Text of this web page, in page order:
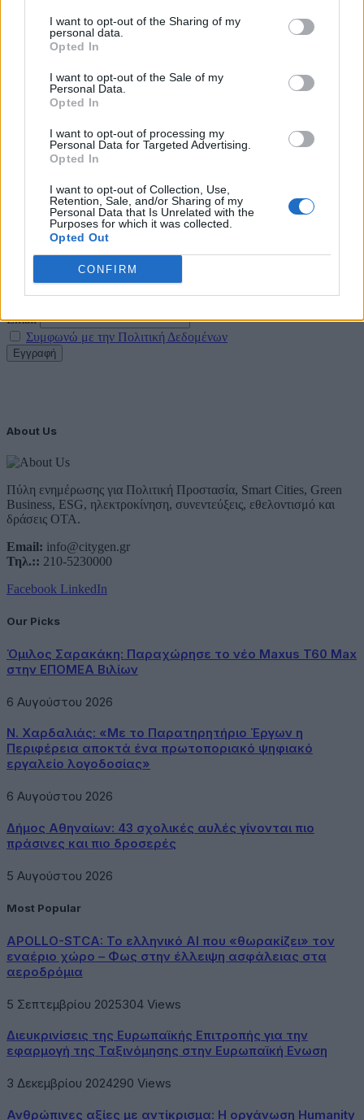
I want to opt-out of the Sharing of my
personal data.
Opted In
I want to opt-out of the Sale of my
Personal Data.
Opted In
I want to opt-out of processing my
Personal Data for Targeted Advertising.
Opted In
I want to opt-out of Collection, Use,
Retention, Sale, and/or Sharing of my
Personal Data that Is Unrelated with the
Purposes for which it was collected.
Opted Out
CONFIRM
πράσινες και πιο δροσερές
5 Αυγούστου 2026
Η FARIA Renewables προχώρησε στην ηλεκτροδότηση
του αιολικού πάρκου Faria Αίολος Λάρυμνα
5 Αυγούστου 2026
ΥΠΕΝ: Διευρύνεται ο κατάλογος των
4 Αυγούστου 2026
Newsletter Citygen.gr
Λάβετε όλα τα τελευταία νέα από τον χώρο της Πολιτικής
Email
Συμφωνώ με την Πολιτική Δεδομένων
About Us
Πύλη ενημέρωσης για Πολιτική Προστασία, Smart Cities, Green
Business, ESG, ηλεκτροκίνηση, συνεντεύξεις, εθελοντισμό και
δράσεις ΟΤΑ.
Email: info@citygen.gr
Τηλ.:: 210-5230000
Facebook LinkedIn
Our Picks
Όμιλος Σαρακάκη: Παραχώρησε το νέο Maxus T60 Max
στην ΕΠΟΜΕΑ Βιλίων
6 Αυγούστου 2026
Ν. Χαρδαλιάς: «Με το Παρατηρητήριο Έργων η
Περιφέρεια αποκτά ένα πρωτοποριακό ψηφιακό
εργαλείο λογοδοσίας»
6 Αυγούστου 2026
Δήμος Αθηναίων: 43 σχολικές αυλές γίνονται πιο
πράσινες και πιο δροσερές
5 Αυγούστου 2026
Most Popular
APOLLO-STCA: Το ελληνικό AI που «θωρακίζει» τον
εναέριο χώρο – Φως στην έλλειψη ασφάλειας στα
αεροδρόμια
5 Σεπτεμβρίου 2025304 Views
Διευκρινίσεις της Ευρωπαϊκής Επιτροπής για την
εφαρμογή της Ταξινόμησης στην Ευρωπαϊκή Ενωση
3 Δεκεμβρίου 2024290 Views
Ανθρώπινες αξίες με αντίκρισμα: Η οργάνωση Humanity